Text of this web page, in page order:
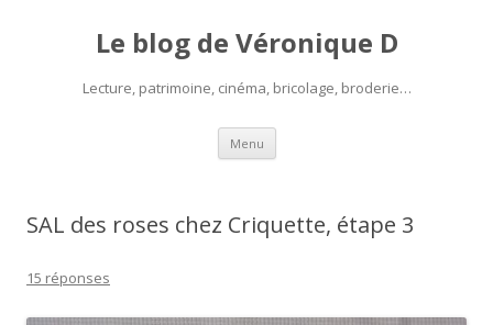
Le blog de Véronique D
Lecture, patrimoine, cinéma, bricolage, broderie…
Menu Aller
contenu
SAL des roses chez Criquette, étape 3
15 réponses